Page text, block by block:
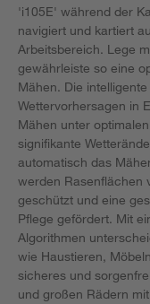
'i105E' während der
navigiert und kartiert
Arbeitsbereich. Lege
gewährleiste so eine
Mähen. Die
Wettervorhersagen in
Mähen unter
signifikante
automatisch das
werden Rasenflächen
geschützt und eine
Pflege gefördert. Mit
Algorithmen
wie Haustieren,
sicheres und
und großen Rädern